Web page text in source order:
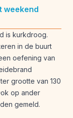
weekend
is kurkdroog.
in de buurt
oefening van
grootte van 130
op ander
gemeld.